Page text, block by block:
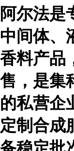
阿尔法是
中间体、
香料产品
售，是集
的私营企
定制合成